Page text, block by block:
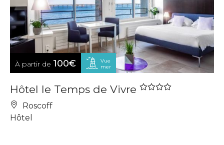
À partir de 100€
Vue
mer
Hôtel le Temps de Vivre
Roscoff
Hôtel